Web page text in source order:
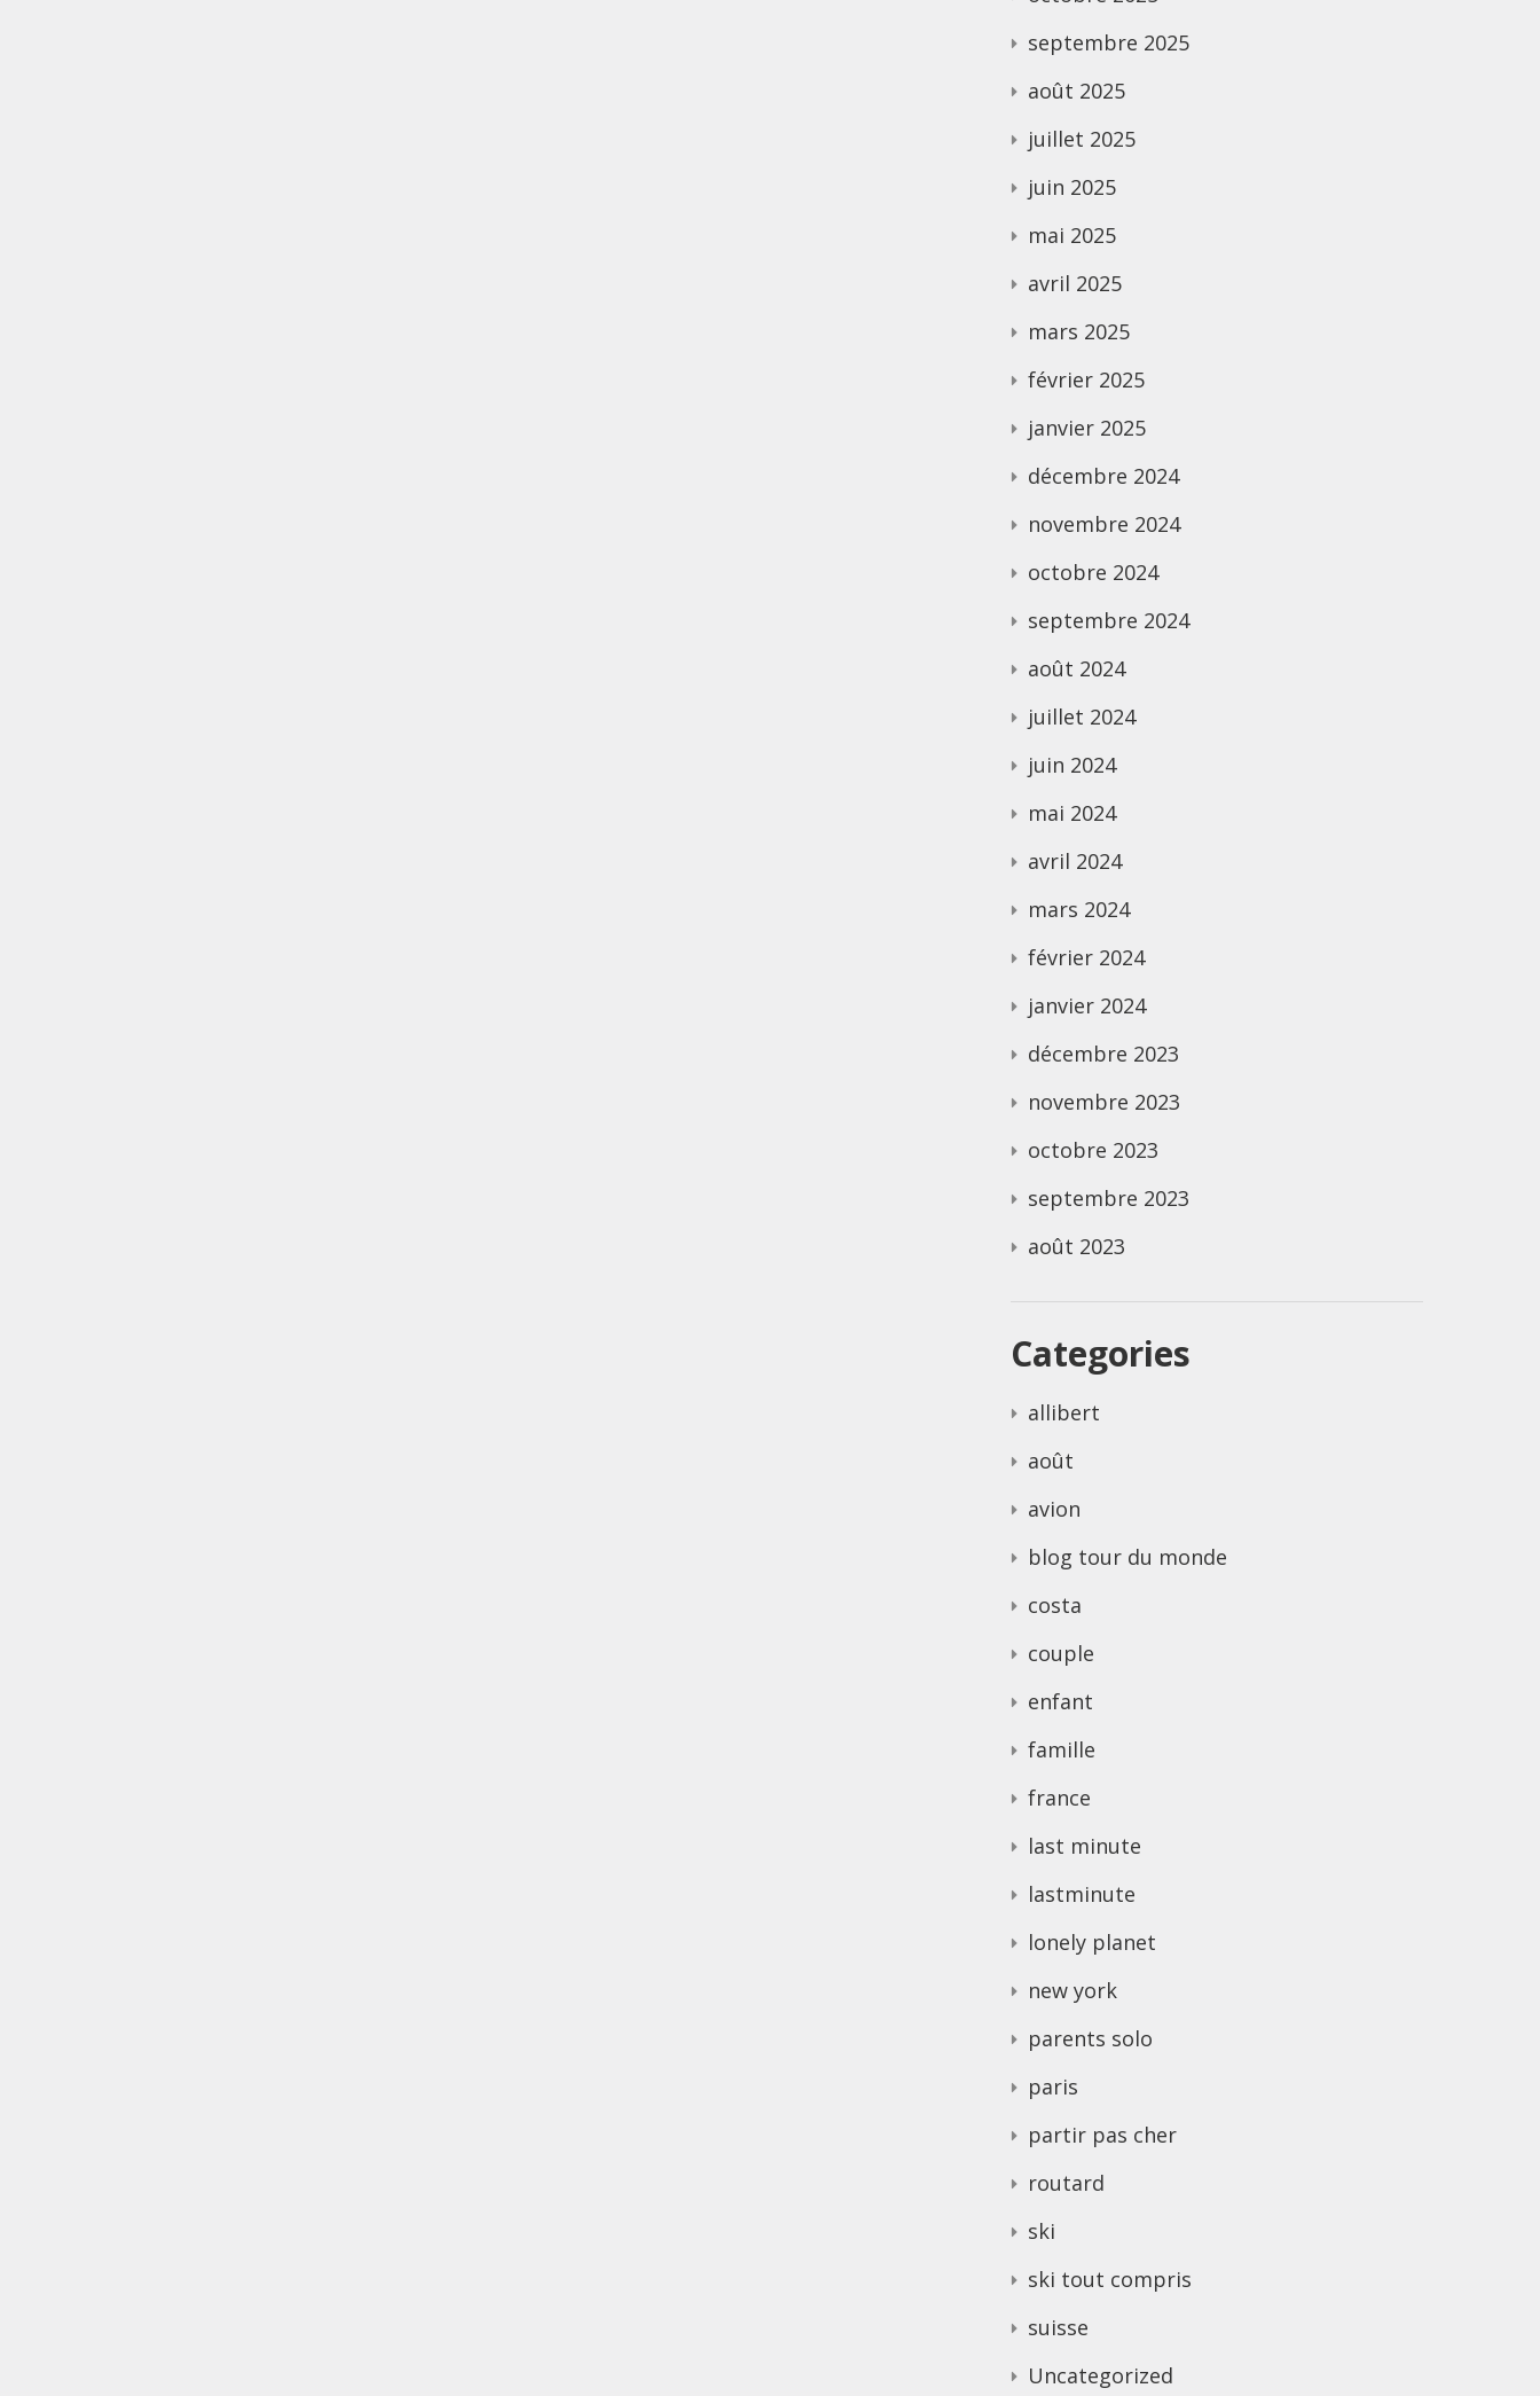
septembre 2025
août 2025
juillet 2025
juin 2025
mai 2025
avril 2025
mars 2025
février 2025
janvier 2025
décembre 2024
novembre 2024
octobre 2024
septembre 2024
août 2024
juillet 2024
juin 2024
mai 2024
avril 2024
mars 2024
février 2024
janvier 2024
décembre 2023
novembre 2023
octobre 2023
septembre 2023
août 2023
Categories
allibert
août
avion
blog tour du monde
costa
couple
enfant
famille
france
last minute
lastminute
lonely planet
new york
parents solo
paris
partir pas cher
routard
ski
ski tout compris
suisse
Uncategorized